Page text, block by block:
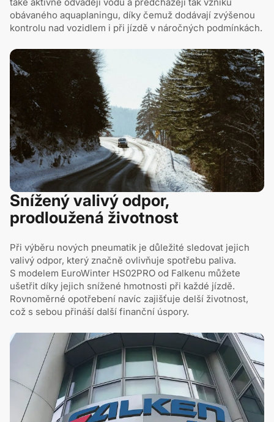
obávaného aquaplaningu, díky čemuž dodávají zvýšenou
kontrolu nad vozidlem i při jízdě v náročných podmínkách.
Snížený valivý odpor,
prodloužená životnost
Při výběru nových pneumatik je důležité sledovat jejich
valivý odpor, který značně ovlivňuje spotřebu paliva.
S modelem EuroWinter HS02PRO od Falkenu můžete
ušetřit díky jejich snížené hmotnosti při každé jízdě.
Rovnoměrné opotřebení navíc zajišťuje delší životnost,
což s sebou přináší další finanční úspory.